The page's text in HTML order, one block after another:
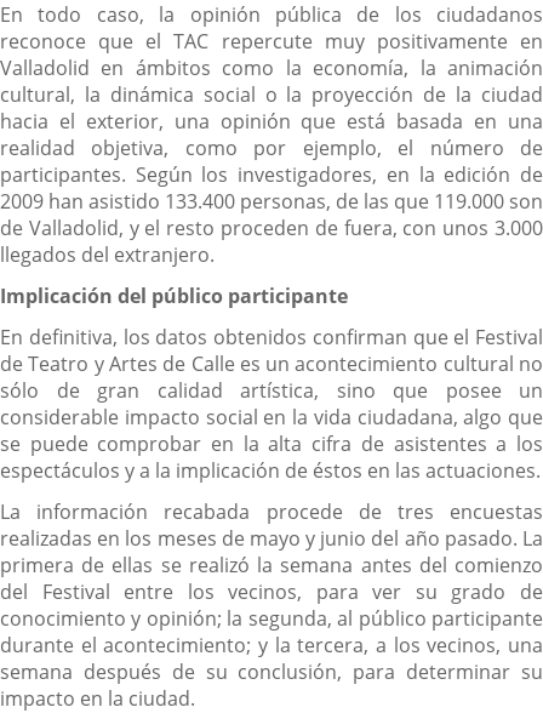
En todo caso, la opinión pública de los ciudadanos
reconoce que el TAC repercute muy positivamente en
Valladolid en ámbitos como la economía, la animación
cultural, la dinámica social o la proyección de la ciudad
hacia el exterior, una opinión que está basada en una
realidad objetiva, como por ejemplo, el número de
participantes. Según los investigadores, en la edición de
2009 han asistido 133.400 personas, de las que 119.000 son
de Valladolid, y el resto proceden de fuera, con unos 3.000
llegados del extranjero.
Implicación del público participante
En definitiva, los datos obtenidos confirman que el Festival
de Teatro y Artes de Calle es un acontecimiento cultural no
sólo de gran calidad artística, sino que posee un
considerable impacto social en la vida ciudadana, algo que
se puede comprobar en la alta cifra de asistentes a los
espectáculos y a la implicación de éstos en las actuaciones.
La información recabada procede de tres encuestas
realizadas en los meses de mayo y junio del año pasado. La
primera de ellas se realizó la semana antes del comienzo
del Festival entre los vecinos, para ver su grado de
conocimiento y opinión; la segunda, al público participante
durante el acontecimiento; y la tercera, a los vecinos, una
semana después de su conclusión, para determinar su
impacto en la ciudad.